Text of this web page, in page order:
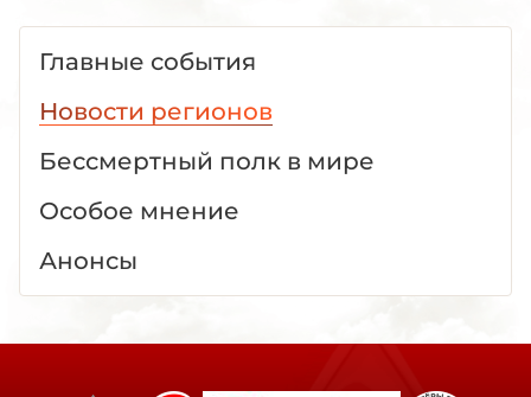
Главные события
Новости регионов
Бессмертный полк в мире
Особое мнение
Анонсы